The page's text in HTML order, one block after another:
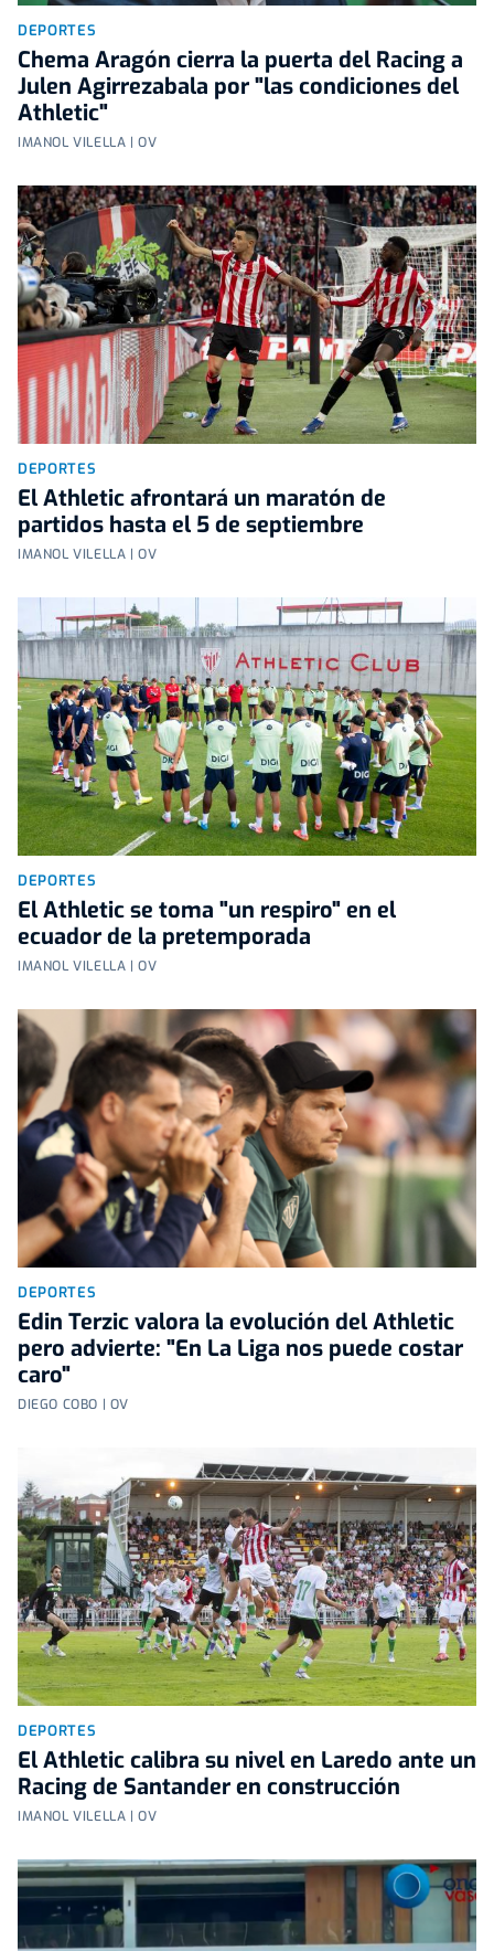
DEPORTES
Chema Aragón cierra la puerta del Racing a
Julen Agirrezabala por "las condiciones del
Athletic"
IMANOL VILELLA | OV
DEPORTES
El Athletic afrontará un maratón de
partidos hasta el 5 de septiembre
IMANOL VILELLA | OV
DEPORTES
El Athletic se toma "un respiro" en el
ecuador de la pretemporada
IMANOL VILELLA | OV
DEPORTES
Edin Terzic valora la evolución del Athletic
pero advierte: "En La Liga nos puede costar
caro"
DIEGO COBO | OV
DEPORTES
El Athletic calibra su nivel en Laredo ante un
Racing de Santander en construcción
IMANOL VILELLA | OV